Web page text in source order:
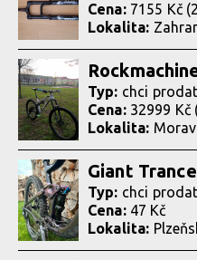
Cena: 7155 Kč
Lokalita:
Typ: chci prodat
Cena: 32999 Kč
Lokalita:
Giant
Typ: chci prodat
Cena: 47 Kč
Lokalita: